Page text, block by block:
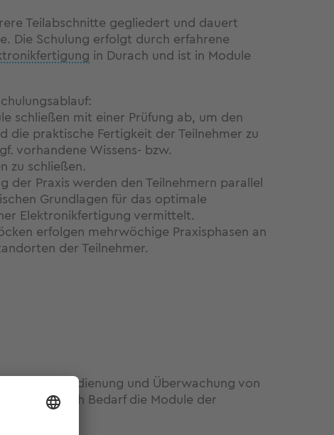
Teilabschnitte gegliedert und dauert
Die Schulung erfolgt durch erfahrene
in Durach und ist in Module
schließen mit einer Prüfung ab, um den
die praktische Fertigkeit der Teilnehmer zu
vorhandene Wissens- bzw.
zu schließen.
der Praxis werden den Teilnehmern parallel
Grundlagen für das optimale
Elektronikfertigung vermittelt.
erfolgen mehrwöchige Praxisphasen an
der Teilnehmer.
Bedienung und Überwachung von
je nach Bedarf die Module der